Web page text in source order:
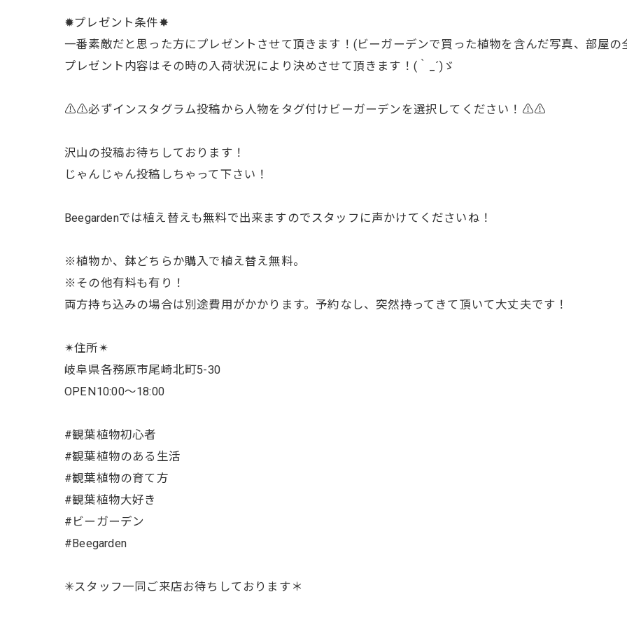
✹プレゼント条件✸
一番素敵だと思った方にプレゼントさせて頂きます！(ビーガーデンで買った植物を含んだ写真、部屋の
プレゼント内容はその時の入荷状況により決めさせて頂きます！(｀_´)ゞ
⚠︎⚠︎必ずインスタグラム投稿から人物をタグ付けビーガーデンを選択してください！⚠︎⚠︎
沢山の投稿お待ちしております！
じゃんじゃん投稿しちゃって下さい！
Beegardenでは植え替えも無料で出来ますのでスタッフに声かけてくださいね！
※植物か、鉢どちらか購入で植え替え無料。
※その他有料も有り！
両方持ち込みの場合は別途費用がかかります。予約なし、突然持ってきて頂いて大丈夫です！
✴︎住所✴︎
岐阜県各務原市尾崎北町5-30
OPEN10:00〜18:00
#観葉植物初心者
#観葉植物のある生活
#観葉植物の育て方
#観葉植物大好き
#ビーガーデン
#Beegarden
✳︎スタッフ一同ご来店お待ちしております＊